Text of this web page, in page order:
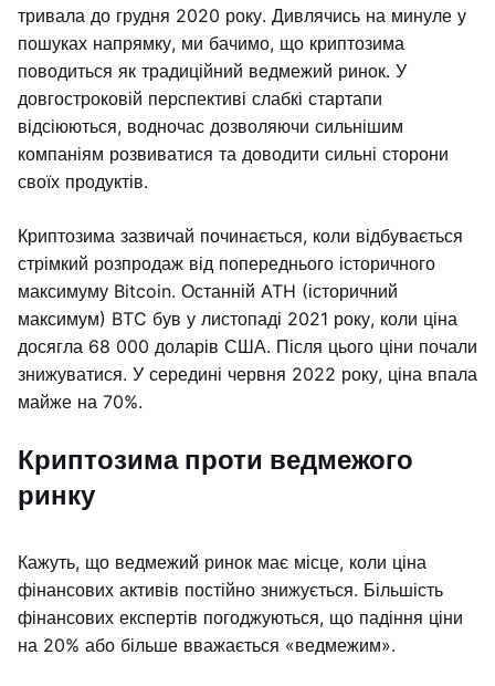
тривала до грудня 2020 року. Дивлячись на минуле у
пошуках напрямку, ми бачимо, що криптозима
поводиться як традиційний ведмежий ринок. У
довгостроковій перспективі слабкі стартапи
відсіюються, водночас дозволяючи сильнішим
компаніям розвиватися та доводити сильні сторони
своїх продуктів.
Криптозима зазвичай починається, коли відбувається
стрімкий розпродаж від попереднього історичного
максимуму Bitcoin. Останній ATH (історичний
максимум) BTC був у листопаді 2021 року, коли ціна
досягла 68 000 доларів США. Після цього ціни почали
знижуватися. У середині червня 2022 року, ціна впала
майже на 70%.
Криптозима проти ведмежого
ринку
Кажуть, що ведмежий ринок має місце, коли ціна
фінансових активів постійно знижується. Більшість
фінансових експертів погоджуються, що падіння ціни
на 20% або більше вважається «ведмежим».